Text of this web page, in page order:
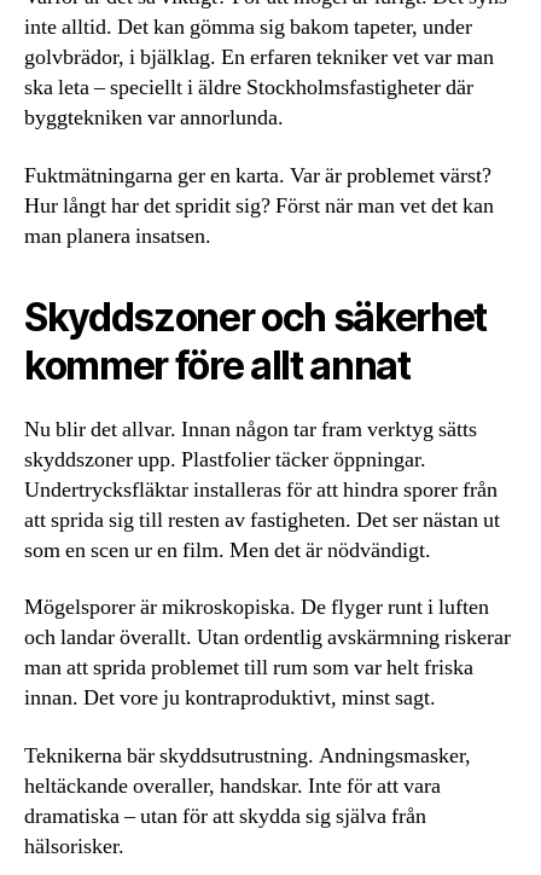
inte alltid. Det kan gömma sig bakom tapeter, under
golvbrädor, i bjälklag. En erfaren tekniker vet var man
ska leta – speciellt i äldre Stockholmsfastigheter där
byggtekniken var annorlunda.
Fuktmätningarna ger en karta. Var är problemet värst?
Hur långt har det spridit sig? Först när man vet det kan
man planera insatsen.
Skyddszoner och säkerhet
kommer före allt annat
Nu blir det allvar. Innan någon tar fram verktyg sätts
skyddszoner upp. Plastfolier täcker öppningar.
Undertrycksfläktar installeras för att hindra sporer från
att sprida sig till resten av fastigheten. Det ser nästan ut
som en scen ur en film. Men det är nödvändigt.
Mögelsporer är mikroskopiska. De flyger runt i luften
och landar överallt. Utan ordentlig avskärmning riskerar
man att sprida problemet till rum som var helt friska
innan. Det vore ju kontraproduktivt, minst sagt.
Teknikerna bär skyddsutrustning. Andningsmasker,
heltäckande overaller, handskar. Inte för att vara
dramatiska – utan för att skydda sig själva från
hälsorisker.